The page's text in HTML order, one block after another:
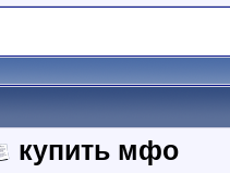
купить мфо